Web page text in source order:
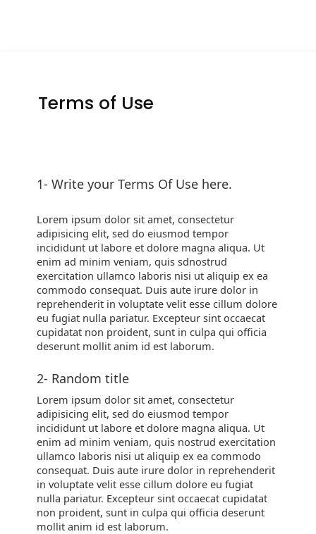
Terms of Use
1- Write your Terms Of Use here.
Lorem ipsum dolor sit amet, consectetur
adipisicing elit, sed do eiusmod tempor
incididunt ut labore et dolore magna aliqua. Ut
enim ad minim veniam, quis sdnostrud
exercitation ullamco laboris nisi ut aliquip ex ea
commodo consequat. Duis aute irure dolor in
reprehenderit in voluptate velit esse cillum dolore
eu fugiat nulla pariatur. Excepteur sint occaecat
cupidatat non proident, sunt in culpa qui officia
deserunt mollit anim id est laborum.
2- Random title
Lorem ipsum dolor sit amet, consectetur
adipisicing elit, sed do eiusmod tempor
incididunt ut labore et dolore magna aliqua. Ut
enim ad minim veniam, quis nostrud exercitation
ullamco laboris nisi ut aliquip ex ea commodo
consequat. Duis aute irure dolor in reprehenderit
in voluptate velit esse cillum dolore eu fugiat
nulla pariatur. Excepteur sint occaecat cupidatat
non proident, sunt in culpa qui officia deserunt
mollit anim id est laborum.